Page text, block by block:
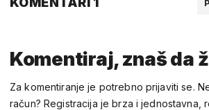
Komentiraj, znaš da
Za komentiranje je potrebno prijaviti se.
račun? Registracija je brza i jednostavna,